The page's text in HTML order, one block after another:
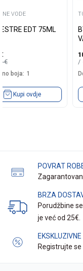
VODE
EDT 75ML
€
€
boja: 1
Kupi ovdje
POVRAT
BRZA
Porudžbine
je već od 25€.
Registrujte